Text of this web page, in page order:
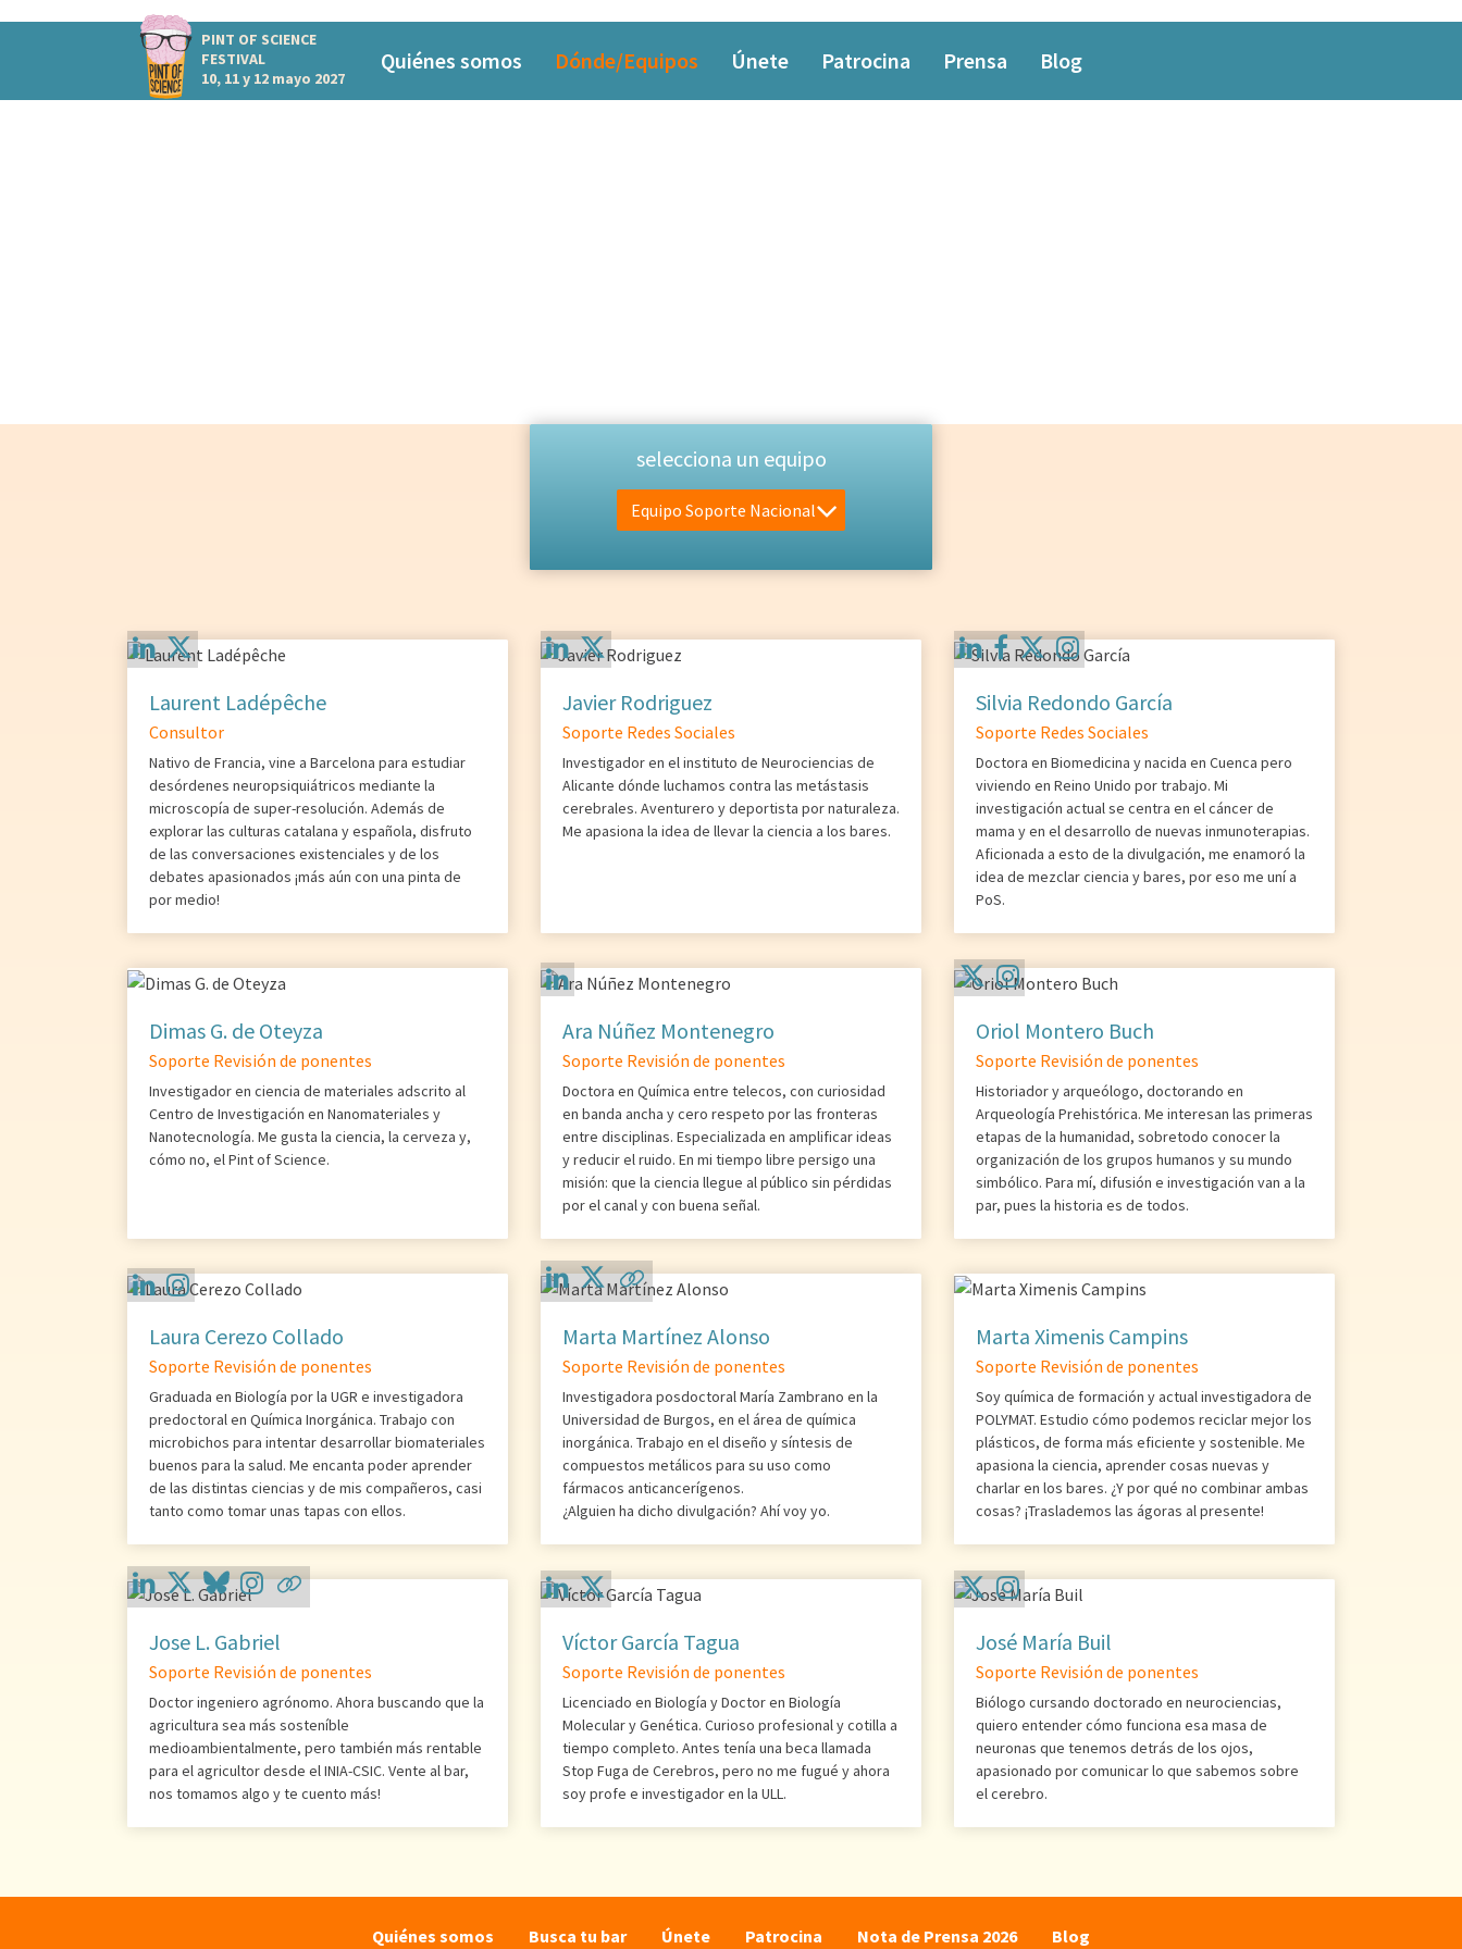
PINT OF SCIENCE
FESTIVAL
10, 11 y 12 mayo 2027
Quiénes somos Dónde/Equipos Únete Patrocina Prensa Blog
selecciona un equipo
Equipo Soporte Nacional
Laurent Ladépêche
Consultor
Nativo de Francia, vine a Barcelona para estudiar
desórdenes neuropsiquiátricos mediante la
microscopía de super-resolución. Además de
explorar las culturas catalana y española, disfruto
de las conversaciones existenciales y de los
debates apasionados ¡más aún con una pinta de
por medio!
Javier Rodriguez
Soporte Redes Sociales
Investigador en el instituto de Neurociencias de
Alicante dónde luchamos contra las metástasis
cerebrales. Aventurero y deportista por naturaleza.
Me apasiona la idea de llevar la ciencia a los bares.
Silvia Redondo García
Soporte Redes Sociales
Doctora en Biomedicina y nacida en Cuenca pero
viviendo en Reino Unido por trabajo. Mi
investigación actual se centra en el cáncer de
mama y en el desarrollo de nuevas inmunoterapias.
Aficionada a esto de la divulgación, me enamoró la
idea de mezclar ciencia y bares, por eso me uní a
PoS.
Dimas G. de Oteyza
Soporte Revisión de ponentes
Investigador en ciencia de materiales adscrito al
Centro de Investigación en Nanomateriales y
Nanotecnología. Me gusta la ciencia, la cerveza y,
cómo no, el Pint of Science.
Ara Núñez Montenegro
Soporte Revisión de ponentes
Doctora en Química entre telecos, con curiosidad
en banda ancha y cero respeto por las fronteras
entre disciplinas. Especializada en amplificar ideas
y reducir el ruido. En mi tiempo libre persigo una
misión: que la ciencia llegue al público sin pérdidas
por el canal y con buena señal.
Oriol Montero Buch
Soporte Revisión de ponentes
Historiador y arqueólogo, doctorando en
Arqueología Prehistórica. Me interesan las primeras
etapas de la humanidad, sobretodo conocer la
organización de los grupos humanos y su mundo
simbólico. Para mí, difusión e investigación van a la
par, pues la historia es de todos.
Laura Cerezo Collado
Soporte Revisión de ponentes
Graduada en Biología por la UGR e investigadora
predoctoral en Química Inorgánica. Trabajo con
microbichos para intentar desarrollar biomateriales
buenos para la salud. Me encanta poder aprender
de las distintas ciencias y de mis compañeros, casi
tanto como tomar unas tapas con ellos.
Marta Martínez Alonso
Soporte Revisión de ponentes
Investigadora posdoctoral María Zambrano en la
Universidad de Burgos, en el área de química
inorgánica. Trabajo en el diseño y síntesis de
compuestos metálicos para su uso como
fármacos anticancerígenos.
¿Alguien ha dicho divulgación? Ahí voy yo.
Marta Ximenis Campins
Soporte Revisión de ponentes
Soy química de formación y actual investigadora de
POLYMAT. Estudio cómo podemos reciclar mejor los
plásticos, de forma más eficiente y sostenible. Me
apasiona la ciencia, aprender cosas nuevas y
charlar en los bares. ¿Y por qué no combinar ambas
cosas? ¡Traslademos las ágoras al presente!
Jose L. Gabriel
Soporte Revisión de ponentes
Doctor ingeniero agrónomo. Ahora buscando que la
agricultura sea más sosteníble
medioambientalmente, pero también más rentable
para el agricultor desde el INIA-CSIC. Vente al bar,
nos tomamos algo y te cuento más!
Víctor García Tagua
Soporte Revisión de ponentes
Licenciado en Biología y Doctor en Biología
Molecular y Genética. Curioso profesional y cotilla a
tiempo completo. Antes tenía una beca llamada
Stop Fuga de Cerebros, pero no me fugué y ahora
soy profe e investigador en la ULL.
José María Buil
Soporte Revisión de ponentes
Biólogo cursando doctorado en neurociencias,
quiero entender cómo funciona esa masa de
neuronas que tenemos detrás de los ojos,
apasionado por comunicar lo que sabemos sobre
el cerebro.
Quiénes somos Busca tu bar Únete Patrocina Nota de Prensa 2026 Blog